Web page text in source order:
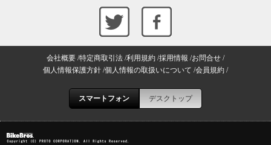
会社概要 特定商取引法 利用規約 採用情報 お問合せ
個人情報保護方針 個人情報の取扱いについて 会員規約
スマートフォン デスクトップ